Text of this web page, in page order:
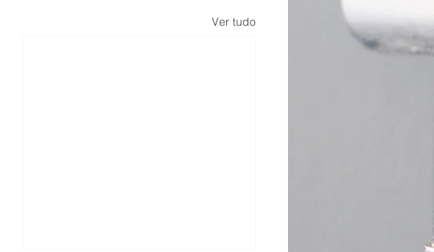
Ver tudo